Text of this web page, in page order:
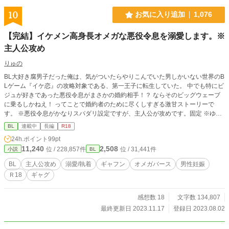
10 お気に入り追加 1,076
【完結】イケメン高身長オメガな悪役令息を溺愛します。※
主人公攻め
りゅの
BL大好き腐男子だった俺は、気がついたらやりこんでいた男しかいない世界のB
Lゲーム『イケ恋』の攻略対象である、第一王子に転生していた。 中でも特にビ
ジュが好きであった悪役令息がまさかの婚約相手！？ ならそのビッグウェーブ
に乗るしかねえ！ ってことで婚約者のために尽くしすぎる激甘ストーリーで
す。 ※悪役令息がかなりスパダリ設定ですが、主人公が攻めです。固定 ※ゆる
いオメガバース設定 ⚠️後半にエロ、男性妊娠があります。 感想くださるとモチ
ベに繋がりますし、チョロいんでいっぱい投稿します。 2023/08/11 HOT女性向
け33位ありがとうございます。
BL 連載中 長編 R18
24h.ポイント 99pt
小説 11,240 位 / 228,857件 BL 2,508 位 / 31,441件
BL 主人公攻め 溺愛/執着 ギャフン オメガバース
男性妊娠
Ｒ18
ギャグ
感想数 18
文字数 134,807
最終更新日 2023.11.17
登録日 2023.08.02